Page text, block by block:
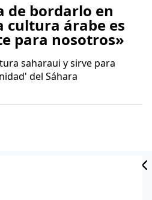
de bordarlo en
cultura árabe es
para nosotros»
saharaui y sirve para
del Sáhara